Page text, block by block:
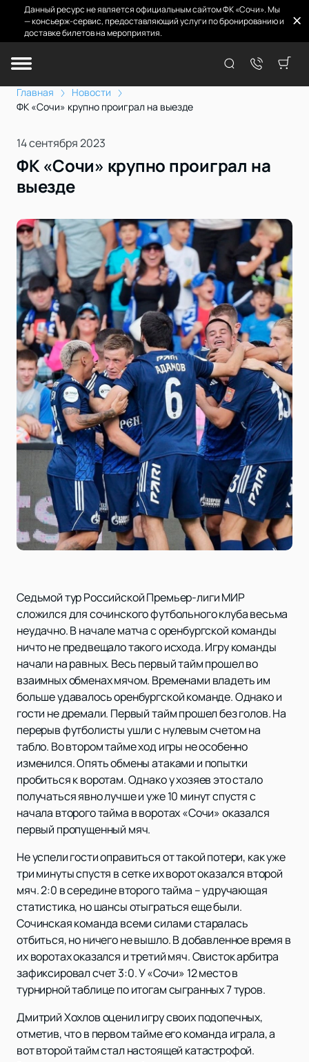
Данный ресурс не является официальным сайтом ФК «Сочи». Мы
— консьерж-сервис, предоставляющий услуги по бронированию и
доставке билетов на мероприятия.
Главная
Новости
ФК «Сочи» крупно проиграл на выезде
14 сентября 2023
ФК «Сочи» крупно проиграл на
выезде
Седьмой тур Российской Премьер-лиги МИР
сложился для сочинского футбольного клуба весьма
неудачно. В начале матча с оренбургской команды
ничто не предвещало такого исхода. Игру команды
начали на равных. Весь первый тайм прошел во
взаимных обменах мячом. Временами владеть им
больше удавалось оренбургской команде. Однако и
гости не дремали. Первый тайм прошел без голов. На
перерыв футболисты ушли с нулевым счетом на
табло. Во втором тайме ход игры не особенно
изменился. Опять обмены атаками и попытки
пробиться к воротам. Однако у хозяев это стало
получаться явно лучше и уже 10 минут спустя с
начала второго тайма в воротах «Сочи» оказался
первый пропущенный мяч.
Не успели гости оправиться от такой потери, как уже
три минуты спустя в сетке их ворот оказался второй
мяч. 2:0 в середине второго тайма – удручающая
статистика, но шансы отыграться еще были.
Сочинская команда всеми силами старалась
отбиться, но ничего не вышло. В добавленное время в
их воротах оказался и третий мяч. Свисток арбитра
зафиксировал счет 3:0. У «Сочи» 12 место в
турнирной таблице по итогам сыгранных 7 туров.
Дмитрий Хохлов оценил игру своих подопечных,
отметив, что в первом тайме его команда играла, а
вот второй тайм стал настоящей катастрофой.